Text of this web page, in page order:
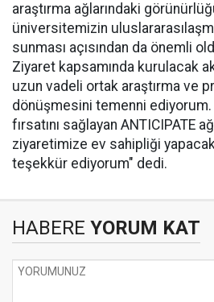
araştırma ağlarındaki
üniversitemizin
sunması açısından da önemli
Ziyaret kapsamında kurulacak
uzun vadeli ortak araştırma ve
dönüşmesini temenni ediyorum.
fırsatını sağlayan ANTICIPATE
ziyaretimize ev sahipliği
teşekkür ediyorum" dedi.
HABERE YORUM KAT